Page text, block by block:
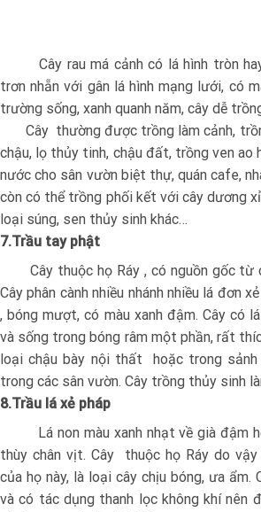
Cây rau má cảnh có lá hình tròn
trơn nhẵn với gân lá hình mạng lưới, có
trường sống, xanh quanh năm, cây dễ
Cây thường được trồng làm cảnh,
chậu, lọ thủy tinh, chậu đất, trồng ven ao
nước cho sân vườn biệt thự, quán cafe,
còn có thể trồng phối kết với cây dương
loại súng, sen thủy sinh khác…
7.Trầu tay phật
Cây thuộc họ Ráy , có nguồn gốc từ
Cây phân cành nhiều nhánh nhiều lá đơn
, bóng mượt, có màu xanh đậm. Cây có
và sống trong bóng râm một phần, rất
loại chậu bày nội thất hoặc trong sảnh
trong các sân vườn. Cây trồng thủy sinh
8.Trầu lá xẻ pháp
Lá non màu xanh nhạt về già đậm
thùy chân vịt. Cây thuộc họ Ráy do
của họ này, là loại cây chịu bóng, ưa ẩm.
và có tác dụng thanh lọc không khí nên